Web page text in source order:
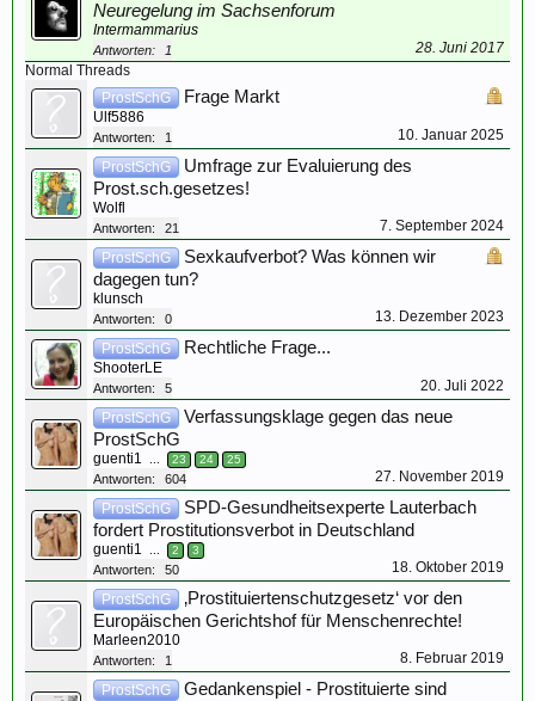
Neuregelung im Sachsenforum
Intermammarius
Antworten: 1
28. Juni 2017
Normal Threads
ProstSchG Frage Markt
Ulf5886
Antworten: 1 10. Januar 2025
ProstSchG
Umfrage zur Evaluierung des
Prost.sch.gesetzes!
Wolfl
Antworten: 21 7. September 2024
ProstSchG
Sexkaufverbot? Was können wir
dagegen tun?
klunsch
Antworten: 0 13. Dezember 2023
ProstSchG Rechtliche Frage...
ShooterLE
Antworten: 5 20. Juli 2022
ProstSchG
Verfassungsklage gegen das neue
ProstSchG
guenti1 23 24 25
Antworten: 604 27. November 2019
ProstSchG
SPD-Gesundheitsexperte Lauterbach
fordert Prostitutionsverbot in Deutschland
guenti1 2 3
Antworten: 50 18. Oktober 2019
ProstSchG
‚Prostituiertenschutzgesetz‘ vor den
Europäischen Gerichtshof für Menschenrechte!
Marleen2010
Antworten: 1 8. Februar 2019
ProstSchG
Gedankenspiel - Prostituierte sind